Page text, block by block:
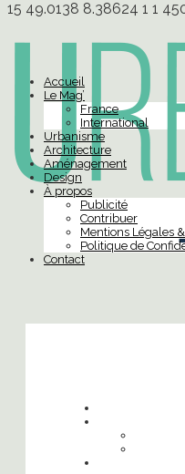
15 49.0138 8.38624 1 1
Accueil
Le Mag’
France
International
Urbanisme
Architecture
Aménagement
Design
À propos
Publicité
Contribuer
Mentions Légales
Politique de
Contact